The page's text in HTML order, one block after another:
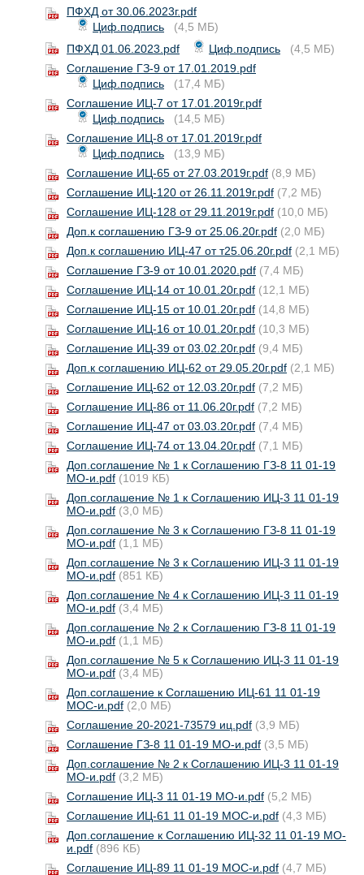
ПФХД от 30.06.2023г.pdf
Циф.подпись
(4,5 МБ)
ПФХД 01.06.2023.pdf
Циф.подпись
(4,5 МБ)
Соглашение ГЗ-9 от 17.01.2019.pdf
Циф.подпись
(17,4 МБ)
Соглашение ИЦ-7 от 17.01.2019г.pdf
Циф.подпись
(14,5 МБ)
Соглашение ИЦ-8 от 17.01.2019г.pdf
Циф.подпись
(13,9 МБ)
Соглашение ИЦ-65 от 27.03.2019г.pdf (8,9 МБ)
Соглашение ИЦ-120 от 26.11.2019г.pdf (7,2 МБ)
Соглашение ИЦ-128 от 29.11.2019г.pdf (10,0 МБ)
Доп.к соглашению ГЗ-9 от 25.06.20г.pdf (2,0 МБ)
Доп.к соглашению ИЦ-47 от т25.06.20г.pdf (2,1 МБ)
Соглашение ГЗ-9 от 10.01.2020.pdf (7,4 МБ)
Соглашение ИЦ-14 от 10.01.20г.pdf (12,1 МБ)
Соглашение ИЦ-15 от 10.01.20г.pdf (14,8 МБ)
Соглашение ИЦ-16 от 10.01.20г.pdf (10,3 МБ)
Соглашение ИЦ-39 от 03.02.20г.pdf (9,4 МБ)
Доп.к соглашению ИЦ-62 от 29.05.20г.pdf (2,1 МБ)
Соглашение ИЦ-62 от 12.03.20г.pdf (7,2 МБ)
Соглашение ИЦ-86 от 11.06.20г.pdf (7,2 МБ)
Соглашение ИЦ-47 от 03.03.20г.pdf (7,4 МБ)
Соглашение ИЦ-74 от 13.04.20г.pdf (7,1 МБ)
Доп.соглашение № 1 к Соглашению ГЗ-8 11 01-19
МО-и.pdf (1019 КБ)
Доп.соглашение № 1 к Соглашению ИЦ-3 11 01-19
МО-и.pdf (3,0 МБ)
Доп.соглашение № 3 к Соглашению ГЗ-8 11 01-19
МО-и.pdf (1,1 МБ)
Доп.соглашение № 3 к Соглашению ИЦ-3 11 01-19
МО-и.pdf (851 КБ)
Доп.соглашение № 4 к Соглашению ИЦ-3 11 01-19
МО-и.pdf (3,4 МБ)
Доп.соглашение № 2 к Соглашению ГЗ-8 11 01-19
МО-и.pdf (1,1 МБ)
Доп.соглашение № 5 к Соглашению ИЦ-3 11 01-19
МО-и.pdf (3,4 МБ)
Доп.соглашение к Соглашению ИЦ-61 11 01-19
МОС-и.pdf (2,0 МБ)
Соглашение 20-2021-73579 иц.pdf (3,9 МБ)
Соглашение ГЗ-8 11 01-19 МО-и.pdf (3,5 МБ)
Доп.соглашение № 2 к Соглашению ИЦ-3 11 01-19
МО-и.pdf (3,2 МБ)
Соглашение ИЦ-3 11 01-19 МО-и.pdf (5,2 МБ)
Соглашение ИЦ-61 11 01-19 МОС-и.pdf (4,3 МБ)
Доп.соглашение к Соглашению ИЦ-32 11 01-19 МО-
и.pdf (896 КБ)
Соглашение ИЦ-89 11 01-19 МОС-и.pdf (4,7 МБ)